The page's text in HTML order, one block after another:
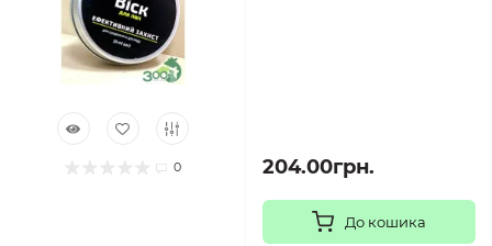
0 204.00грн.
До кошика